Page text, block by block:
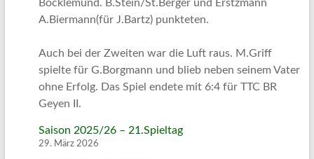
Bocklemünd. B.Stein/St.Berger und Erstzmann
A.Biermann(für J.Bartz) punkteten.
Auch bei der Zweiten war die Luft raus. M.Griff
spielte für G.Borgmann und blieb neben seinem Vater
ohne Erfolg. Das Spiel endete mit 6:4 für TTC BR
Geyen II.
Saison 2025/26 – 21.Spieltag
29. März 2026